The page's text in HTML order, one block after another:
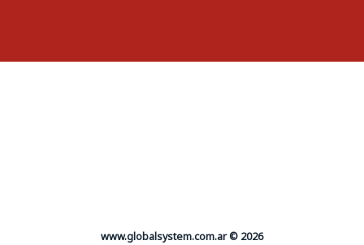
www.globalsystem.com.ar © 2026